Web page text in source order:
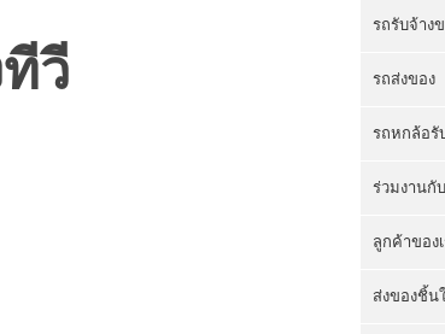
วี
รถรับจ้าง
รถส่งของ
รถหกล้อรั
ร่วมงานกับ
ลูกค้าของ
ส่งของชิ้น